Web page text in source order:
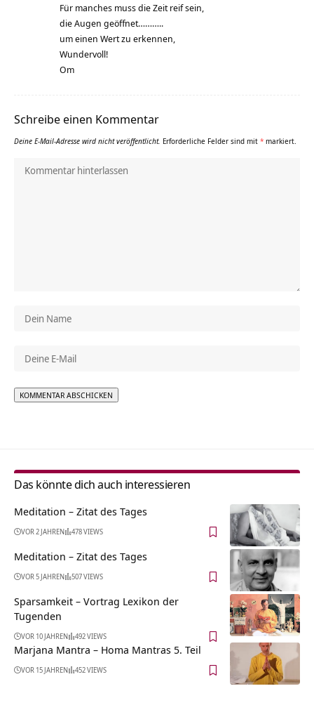
Für manches muss die Zeit reif sein,
die Augen geöffnet………..
um einen Wert zu erkennen,
Wundervoll!
Om
Schreibe einen Kommentar
Deine E-Mail-Adresse wird nicht veröffentlicht. Erforderliche Felder sind mit * markiert.
Das könnte dich auch interessieren
Meditation – Zitat des Tages
VOR 2 JAHREN 478 VIEWS
Meditation – Zitat des Tages
VOR 5 JAHREN 507 VIEWS
Sparsamkeit – Vortrag Lexikon der
Tugenden
VOR 10 JAHREN 492 VIEWS
Marjana Mantra – Homa Mantras 5. Teil
VOR 15 JAHREN 452 VIEWS